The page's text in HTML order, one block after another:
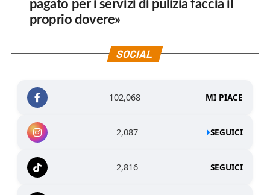
pagato per i servizi di pulizia faccia il
proprio dovere»
SOCIAL
102,068 MI PIACE
2,087 SEGUICI
2,816 SEGUICI